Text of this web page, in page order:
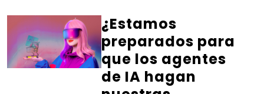
¿Estamos
preparados para
que los agentes
de IA hagan